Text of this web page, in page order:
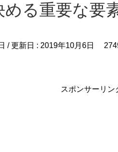
る重要な要
/ 更新日 : 2019年10月6日
スポンサーリン